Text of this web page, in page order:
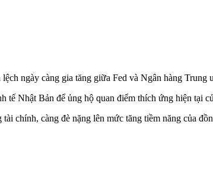
ngày càng gia tăng giữa Fed và Ngân hàng Trung
tế Nhật Bản để ủng hộ quan điểm thích ứng hiện tại
chính, càng đè nặng lên mức tăng tiềm năng của